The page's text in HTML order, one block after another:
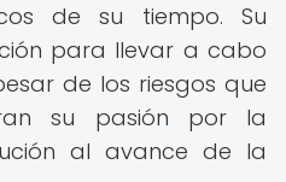
de su tiempo. Su
para llevar a cabo
de los riesgos que
su pasión por la
al avance de la